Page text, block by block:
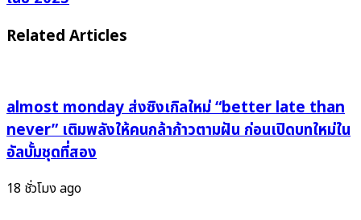
Gen
Z!
ขึ้น
ใน
ฝัน
ปี
2025
ด้วย
ของ
ขวัญ
ปี
โลก
ก่อน
เริ่ม
ทัวร์
คอนเสิร์ต
Related Articles
almost monday ส่งซิงเกิลใหม่ “better late than
never” เติมพลังให้คนกล้าก้าวตามฝัน ก่อนเปิดบทใหม่ใน
อัลบั้มชุดที่สอง
18 ชั่วโมง ago